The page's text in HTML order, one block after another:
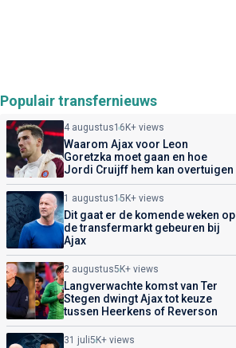
Populair transfernieuws
4 augustus16K+ views
Waarom Ajax voor Leon
Goretzka moet gaan en hoe
Jordi Cruijff hem kan overtuigen
1 augustus15K+ views
Dit gaat er de komende weken op
de transfermarkt gebeuren bij
Ajax
2 augustus5K+ views
Langverwachte komst van Ter
Stegen dwingt Ajax tot keuze
tussen Heerkens of Reverson
31 juli5K+ views